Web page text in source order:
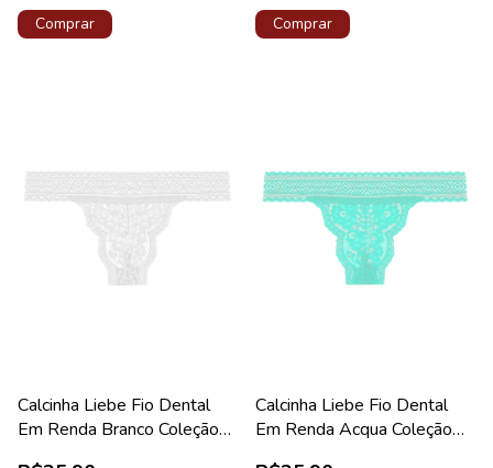
Comprar
Comprar
Calcinha Liebe Fio Dental
Em Renda Branco Coleção
Calcinha Liebe Fio Dental
Em Renda Acqua Coleção